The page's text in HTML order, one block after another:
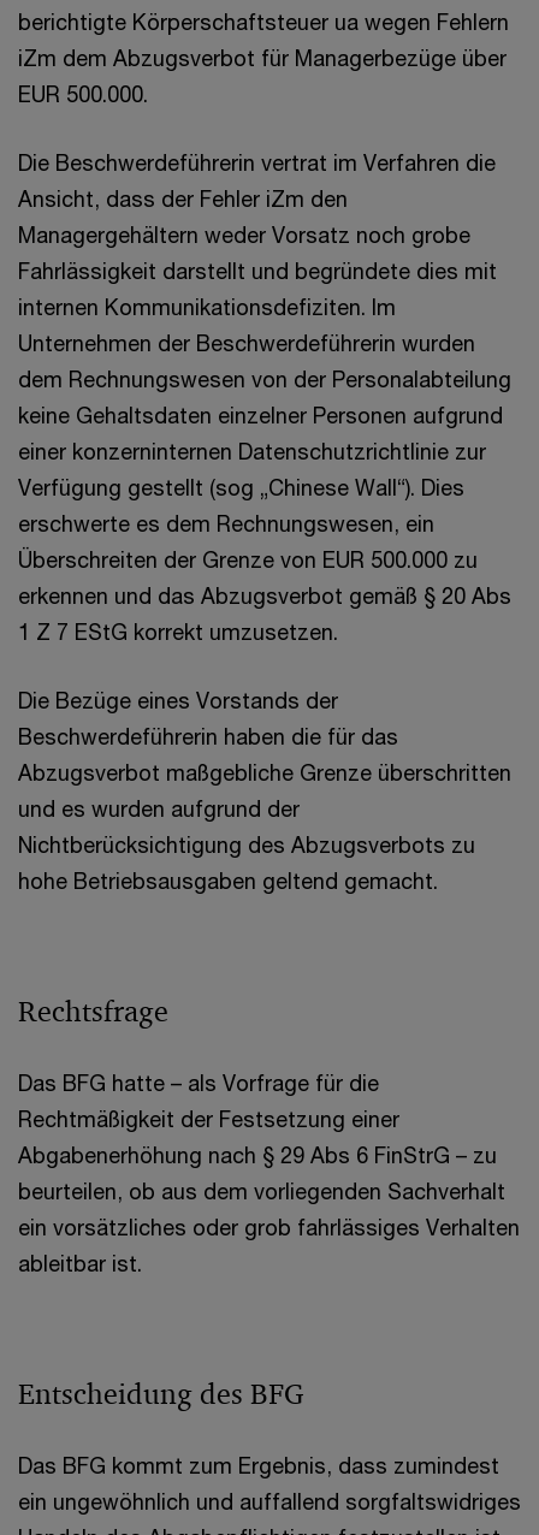
berichtigte Körperschaftsteuer ua wegen Fehlern
iZm dem Abzugsverbot für Managerbezüge über
EUR 500.000.
Die Beschwerdeführerin vertrat im Verfahren die
Ansicht, dass der Fehler iZm den
Managergehältern weder Vorsatz noch grobe
Fahrlässigkeit darstellt und begründete dies mit
internen Kommunikationsdefiziten. Im
Unternehmen der Beschwerdeführerin wurden
dem Rechnungswesen von der Personalabteilung
keine Gehaltsdaten einzelner Personen aufgrund
einer konzerninternen Datenschutzrichtlinie zur
Verfügung gestellt (sog „Chinese Wall“). Dies
erschwerte es dem Rechnungswesen, ein
Überschreiten der Grenze von EUR 500.000 zu
erkennen und das Abzugsverbot gemäß § 20 Abs
1 Z 7 EStG korrekt umzusetzen.
Die Bezüge eines Vorstands der
Beschwerdeführerin haben die für das
Abzugsverbot maßgebliche Grenze überschritten
und es wurden aufgrund der
Nichtberücksichtigung des Abzugsverbots zu
hohe Betriebsausgaben geltend gemacht.
Rechtsfrage
Das BFG hatte – als Vorfrage für die
Rechtmäßigkeit der Festsetzung einer
Abgabenerhöhung nach § 29 Abs 6 FinStrG – zu
beurteilen, ob aus dem vorliegenden Sachverhalt
ein vorsätzliches oder grob fahrlässiges Verhalten
ableitbar ist.
Entscheidung des BFG
Das BFG kommt zum Ergebnis, dass zumindest
ein ungewöhnlich und auffallend sorgfaltswidriges